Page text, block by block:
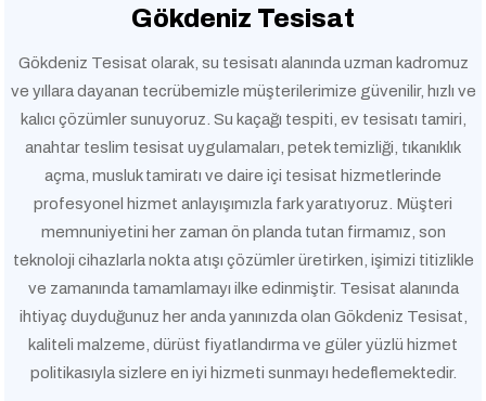
Gökdeniz Tesisat
Gökdeniz Tesisat olarak, su tesisatı alanında uzman kadromuz
ve yıllara dayanan tecrübemizle müşterilerimize güvenilir, hızlı ve
kalıcı çözümler sunuyoruz. Su kaçağı tespiti, ev tesisatı tamiri,
anahtar teslim tesisat uygulamaları, petek temizliği, tıkanıklık
açma, musluk tamiratı ve daire içi tesisat hizmetlerinde
profesyonel hizmet anlayışımızla fark yaratıyoruz. Müşteri
memnuniyetini her zaman ön planda tutan firmamız, son
teknoloji cihazlarla nokta atışı çözümler üretirken, işimizi titizlikle
ve zamanında tamamlamayı ilke edinmiştir. Tesisat alanında
ihtiyaç duyduğunuz her anda yanınızda olan Gökdeniz Tesisat,
kaliteli malzeme, dürüst fiyatlandırma ve güler yüzlü hizmet
politikasıyla sizlere en iyi hizmeti sunmayı hedeflemektedir.